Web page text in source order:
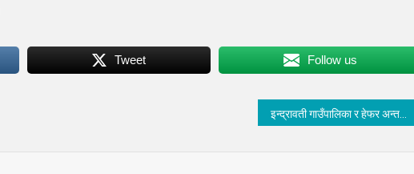
Tweet Follow us
इन्द्रावती गाउँपालिका र हेफर अन्तर्राष्ट्रिय नेपाल बिच लागत साझेदारीको लागि छलफल